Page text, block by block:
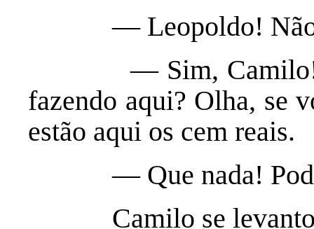
— Leopoldo! Não é
— Sim, Camilo!
fazendo aqui? Olha, se
estão aqui os cem reais.
— Que nada! Pode
Camilo se levantou